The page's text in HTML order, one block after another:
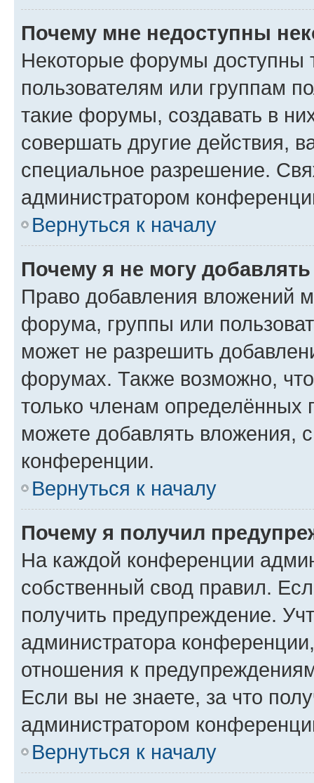
Почему мне недоступны
Некоторые форумы доступны
пользователям или группам
такие форумы, создавать в
совершать другие действия,
специальное разрешение.
администратором
Вернуться к началу
Почему я не могу
Право добавления вложений
форума, группы или
может не разрешить
форумах. Также возможно,
только членам определённых
можете добавлять вложения,
конференции.
Вернуться к началу
Почему я получил
На каждой конференции
собственный свод правил.
получить предупреждение.
администратора
отношения к
Если вы не знаете, за что
администратором
Вернуться к началу